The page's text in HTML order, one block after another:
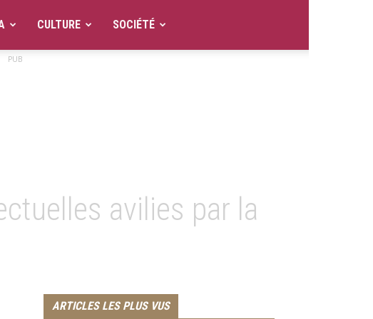
CULTURE SOCIÉTÉ
PUB
avilies par la
ARTICLES LES PLUS VUS